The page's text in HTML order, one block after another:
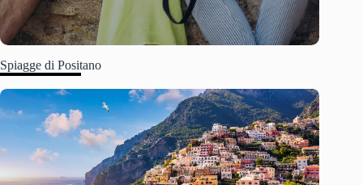
Spiagge di Positano